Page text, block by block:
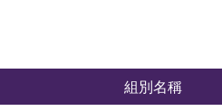
組別名稱